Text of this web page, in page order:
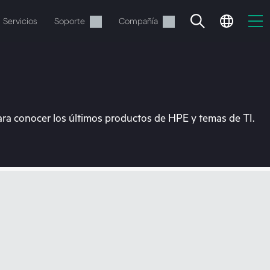
Servicios Soporte Compañía
conocer los últimos productos de HPE y temas de TI.